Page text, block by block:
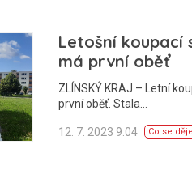
Letošní koupací
má první oběť
ZLÍNSKÝ KRAJ – Letní
první oběť. Stala…
12. 7. 2023 9:04 Co se děje